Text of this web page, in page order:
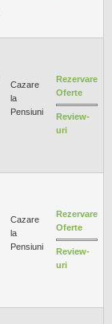
Cazare
la
Pensiuni
Rezervare
Oferte
Review-
uri
Cazare
la
Pensiuni
Rezervare
Oferte
Review-
uri